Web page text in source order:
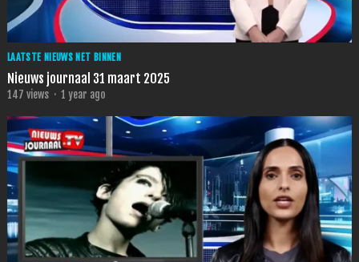
LAATSTE NIEUWS NET BINNEN
Nieuws journaal 31 maart 2025
147 views · 1 year ago